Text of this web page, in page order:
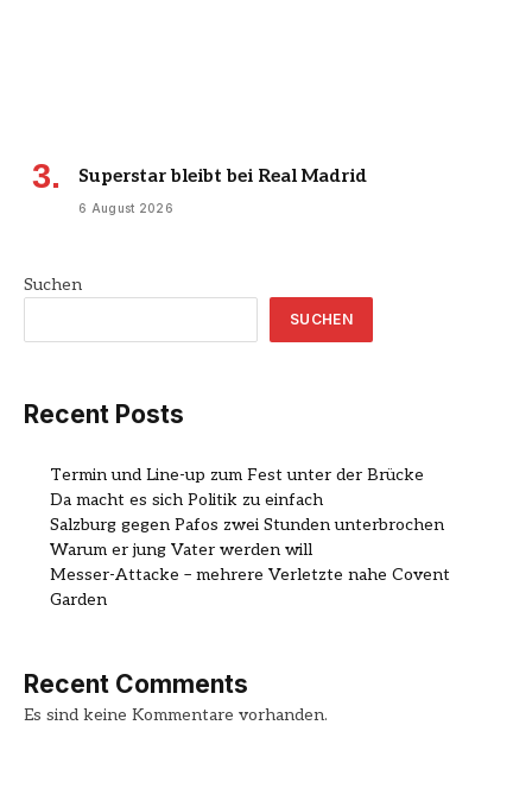
Superstar bleibt bei Real Madrid
6 August 2026
Suchen
SUCHEN
Recent Posts
Termin und Line-up zum Fest unter der Brücke
Da macht es sich Politik zu einfach
Salzburg gegen Pafos zwei Stunden unterbrochen
Warum er jung Vater werden will
Messer-Attacke – mehrere Verletzte nahe Covent
Garden
Recent Comments
Es sind keine Kommentare vorhanden.